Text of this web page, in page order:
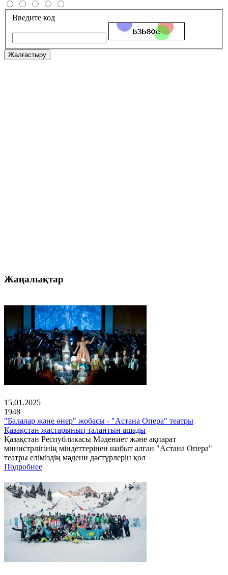
Введите код
Жалғастыру
Жаңалықтар
15.01.2025
1948
"Балалар және өнер" жобасы - "Астана Опера" театры
Қазақстан жастарының талантын ашады
Қазақстан Республикасы Мәдениет және ақпарат
министрлігінің міндеттерінен шабыт алған "Астана Опера"
театры еліміздің мәдени дәстүрлерін қол
Подробнее